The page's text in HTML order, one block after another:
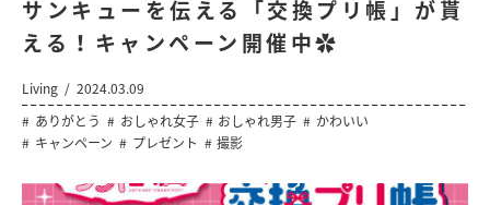
サンキューを伝える「交換プリ帳」が貰
える！キャンペーン開催中✿
Living
2024.03.09
ありがとう
おしゃれ女子 おしゃれ男子
かわいい
キャンペーン
プレゼント 撮影